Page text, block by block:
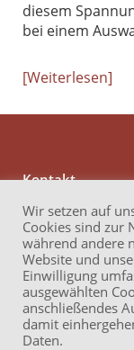
diesem
bei einem
Weiterlesen
Kontakt
Anwaltskanzlei
Brüder-Grimm-
60314 Frankfurt
Telefon: +49
Mail: info (at )
LinkedIn
Impressum
Wir setzen auf
Cookies sind zur
während andere
Website und
Einwilligung
ausgewählten
anschließendes
damit
Daten.